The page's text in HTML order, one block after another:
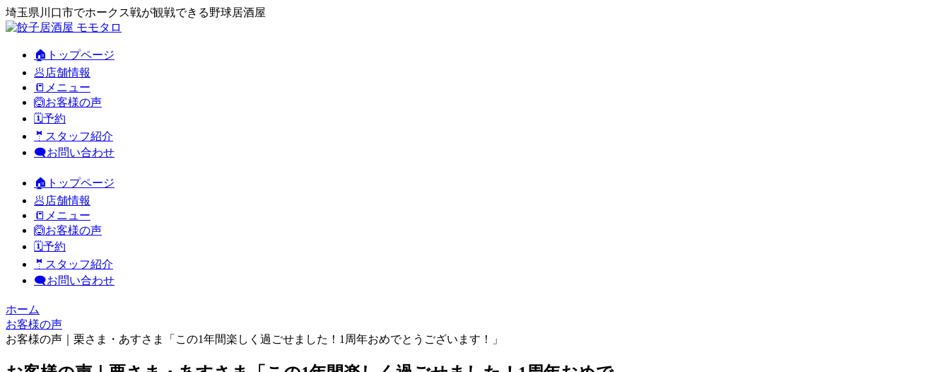
埼玉県川口市でホークス戦が観戦できる野球居酒屋
🏠トップページ
🥟店舗情報
📒メニュー
🙆お客様の声
🗓️予約
🤵スタッフ紹介
🗨️お問い合わせ
🏠トップページ
🥟店舗情報
📒メニュー
🙆お客様の声
🗓️予約
🤵スタッフ紹介
🗨️お問い合わせ
ホーム
お客様の声
お客様の声｜栗さま・あすさま「この1年間楽しく過ごせました！1周年おめでとうございます！」